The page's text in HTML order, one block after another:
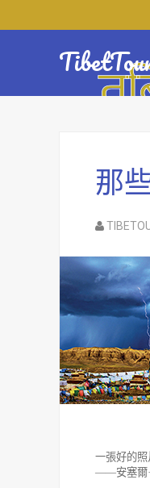
那
一張好的照
——安塞爾·